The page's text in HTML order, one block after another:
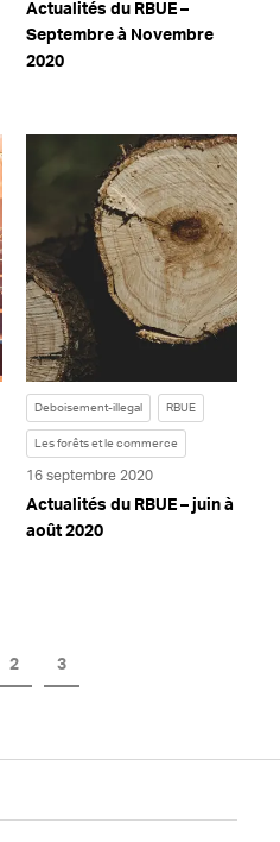
Actualités du RBUE –
Septembre à Novembre
2020
Deboisement-illegal RBUE
Les forêts et le commerce
16 septembre 2020
Actualités du RBUE – juin à
août 2020
2 3